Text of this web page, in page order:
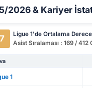
2026 & Kariyer
Ligue 1'de Ortalama
Asist Sıralaması : 169 / 412
1